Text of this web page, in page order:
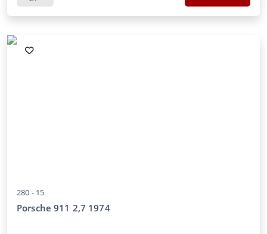
280 - 15
Porsche 911 2,7 1974